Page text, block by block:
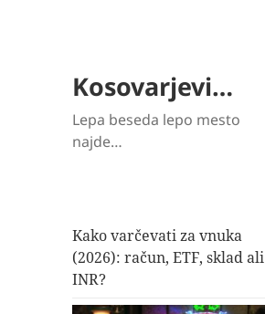
Kosovarjevi…
Lepa beseda lepo mesto
najde…
Kako varčevati za vnuka
(2026): račun, ETF, sklad ali
INR?